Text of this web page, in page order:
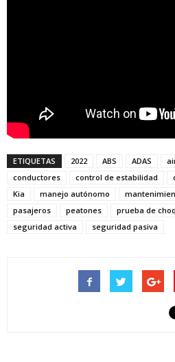
ETIQUETAS 2022 ABS ADAS
conductores
control de estabilidad
Kia
manejo autónomo
pasajeros
peatones prueba de
seguridad activa
seguridad pasiva